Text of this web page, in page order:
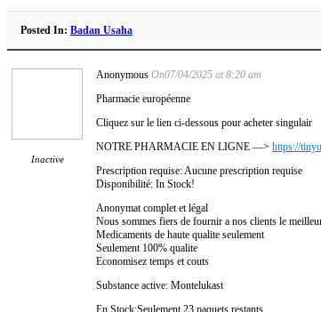
Posted In: Badan Usaha
Inactive
Anonymous On07/04/2025 at 8:20 am
Pharmacie européenne
Cliquez sur le lien ci-dessous pour acheter singulair
NOTRE PHARMACIE EN LIGNE —> https://
Prescription requise: Aucune prescription requise
Disponibilité: In Stock!
Anonymat complet et légal
Nous sommes fiers de fournir a nos clients le
Medicaments de haute qualite seulement
Seulement 100% qualite
Economisez temps et couts
Substance active: Montelukast
En Stock:Seulement 23 paquets restants